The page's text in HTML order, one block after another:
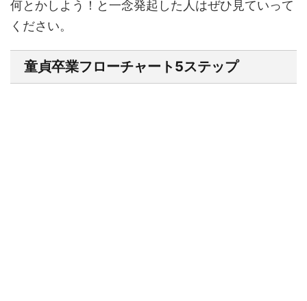
何とかしよう！と一念発起した人はぜひ見ていって
ください。
童貞卒業フローチャート5ステップ